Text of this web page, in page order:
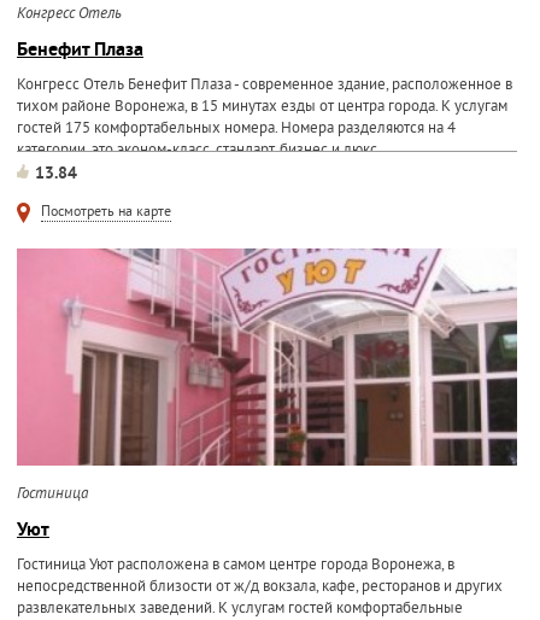
Конгресс Отель
Бенефит Плаза
Конгресс Отель Бенефит Плаза - современное здание, расположенное в
тихом районе Воронежа, в 15 минутах езды от центра города. К услугам
гостей 175 комфортабельных номера. Номера разделяются на 4
категории, это эконом-класс, стандарт, бизнес и люкс...
13.84
Посмотреть на карте
Гостиница
Уют
Гостиница Уют расположена в самом центре города Воронежа, в
непосредственной близости от ж/д вокзала, кафе, ресторанов и других
развлекательных заведений. К услугам гостей комфортабельные